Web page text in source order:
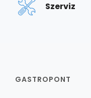
Szerviz
GASTROPONT